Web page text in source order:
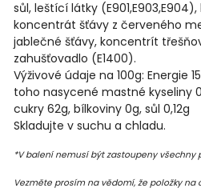
sůl, leštící látky
koncentrát šťávy z červeného
jablečné šťávy, koncentrít
zahušťovadlo (E1400).
Výživové údaje na 100g: Energie
toho nasycené mastné kyseliny
cukry 62g, bílkoviny 0g, sůl 0,12g
Skladujte v suchu a chladu.
*V balení nemusí být zastoupeny všechny
Vezměte prosím na vědomí, že položky na